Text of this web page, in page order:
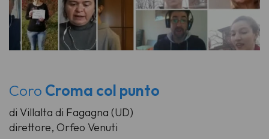
Coro Croma col punto
di Villalta di Fagagna (UD)
direttore, Orfeo Venuti